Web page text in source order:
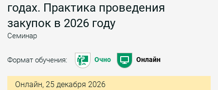
годах. Практика проведения
закупок в 2026 году
Семинар
Формат обучения: Очно Онлайн
Онлайн, 25 декабря 2026
Заказать